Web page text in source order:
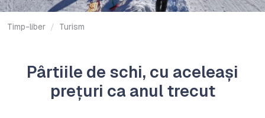
Timp-liber Turism
Pârtiile de schi, cu aceleași
prețuri ca anul trecut